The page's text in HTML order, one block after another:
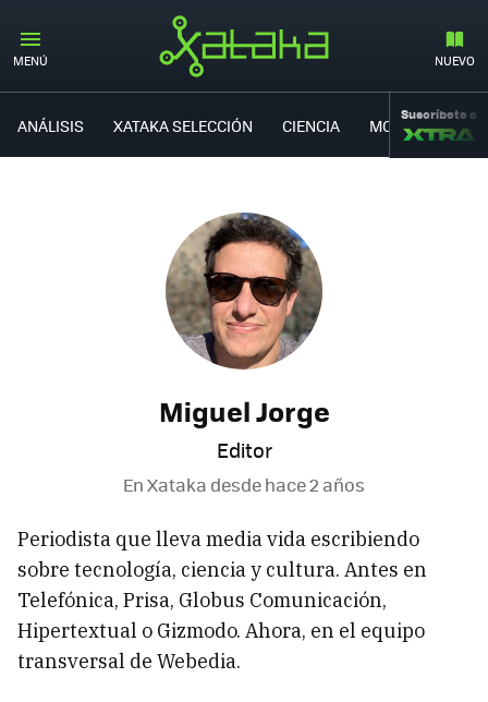
MENÚ NUEVO
ANÁLISIS XATAKA SELECCIÓN CIENCIA MOVILIDAD
Suscríbete a
Miguel Jorge
Editor
En Xataka desdehace 2 años
Periodista que lleva media vida escribiendo
sobre tecnología, ciencia y cultura. Antes en
Telefónica, Prisa, Globus Comunicación,
Hipertextual o Gizmodo. Ahora, en el equipo
transversal de Webedia.